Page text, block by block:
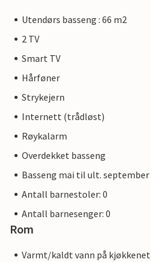
Utendørs basseng : 66 m2
2 TV
Smart TV
Hårføner
Strykejern
Internett (trådløst)
Røykalarm
Overdekket basseng
Basseng mai til ult. september
Antall barnestoler: 0
Antall barnesenger: 0
Rom
Varmt/kaldt vann på kjøkkenet